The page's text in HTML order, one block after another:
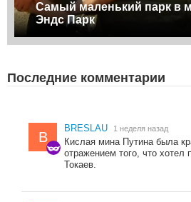
Самый маленький парк в
Эндс Парк
Последние комментарии
B
BRESLAU 1 неделя назад
Кислая мина Путина была
отражением того, что хотел
Токаев.